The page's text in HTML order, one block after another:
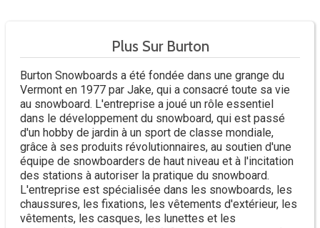
Plus Sur Burton
Burton Snowboards a été fondée dans une grange du
Vermont en 1977 par Jake, qui a consacré toute sa vie
au snowboard. L'entreprise a joué un rôle essentiel
dans le développement du snowboard, qui est passé
d'un hobby de jardin à un sport de classe mondiale,
grâce à ses produits révolutionnaires, au soutien d'une
équipe de snowboarders de haut niveau et à l'incitation
des stations à autoriser la pratique du snowboard.
L'entreprise est spécialisée dans les snowboards, les
chaussures, les fixations, les vêtements d'extérieur, les
vêtements, les casques, les lunettes et les